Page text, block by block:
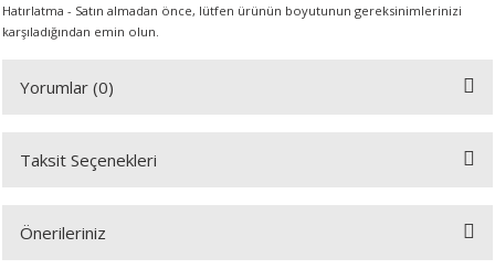
Hatırlatma - Satın almadan önce, lütfen ürünün boyutunun gereksinimlerinizi
karşıladığından emin olun.
Yorumlar (0)
Bu ürüne ilk yorumu siz yapın!
Taksit Seçenekleri
Önerileriniz